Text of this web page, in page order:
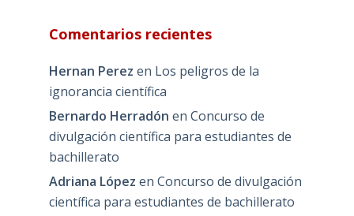
Comentarios recientes
Hernan Perez en Los peligros de la
ignorancia científica
Bernardo Herradón en Concurso de
divulgación científica para estudiantes de
bachillerato
Adriana López en Concurso de divulgación
científica para estudiantes de bachillerato